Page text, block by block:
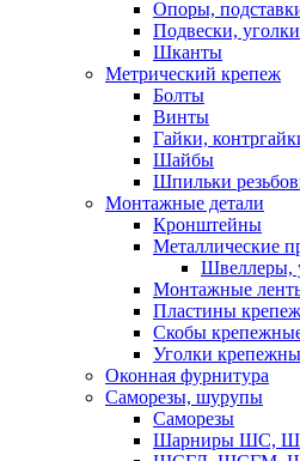
Опоры,
Подвески, уголки
Шканты
Метрический крепеж
Болты
Винты
Гайки,
Шайбы
Шпильки
Монтажные детали
Кронштейны
Металлические
Швеллеры,
Монтажные
Пластины
Скобы
Уголки
Оконная фурнитура
Саморезы, шурупы
Саморезы
Шарниры ШС,